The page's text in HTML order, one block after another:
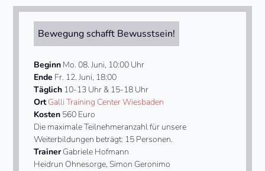
Bewegung schafft Bewusstsein!
Beginn Mo. 08. Juni, 10:00 Uhr
Ende Fr. 12. Juni, 18:00
Täglich 10-13 Uhr & 15-18 Uhr
OrtGalli Training Center Wiesbaden
Kosten 560 Euro
Die maximale Teilnehmeranzahl für unsere
Weiterbildungen beträgt: 15 Personen.
TrainerGabriele Hofmann
Heidrun Ohnesorge, Simon Geronimo